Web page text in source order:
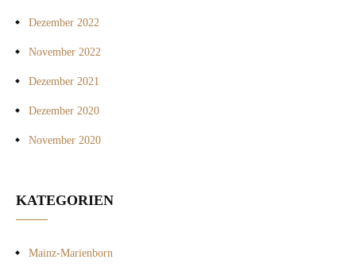
Dezember 2022
November 2022
Dezember 2021
Dezember 2020
November 2020
KATEGORIEN
Mainz-Marienborn